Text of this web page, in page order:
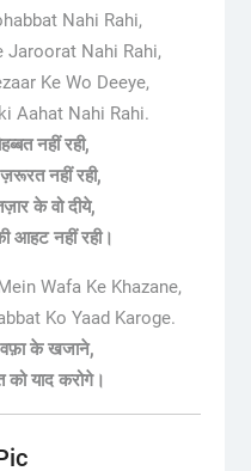
Nahi Rahi,
Jaroorat Nahi Rahi,
Ke Wo Deeye,
Aahat Nahi Rahi.
नहीं रही,
नहीं रही,
के वो दीये,
आहट नहीं रही।
Wafa Ke Khazane,
Ko Yaad Karoge.
वफ़ा के खजाने,
को याद करोगे।